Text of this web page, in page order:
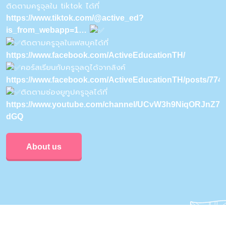
ติดตามครูจุลใน tiktok ได้ที่
https://www.tiktok.com/@active_ed?
is_from_webapp=1…
ติดตามครูจุลในเฟสบุคได้ที่
https://www.facebook.com/ActiveEducationTH/
คอร์สเรียนกับครูจุลดูได้จากลิงค์
https://www.facebook.com/ActiveEducationTH/posts/
ติดตามช่องยูทูปครูจุลได้ที่
https://www.youtube.com/channel/
dGQ
About us